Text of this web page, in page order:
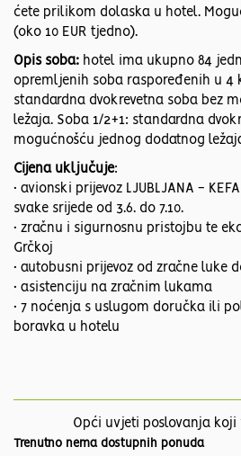
ćete prilikom dolaska u hotel.
(oko 10 EUR tjedno).
Opis soba: hotel ima ukupno 84
opremljenih soba raspoređenih u 4
standardna dvokrevetna soba bez
ležaja. Soba 1/2+1: standardna
mogućnošću jednog dodatnog
Cijena uključuje:
• avionski prijevoz LJUBLJANA -
svake srijede od 3.6. do 7.10.
• zračnu i sigurnosnu pristojbu te
Grčkoj
• autobusni prijevoz od zračne luke
• asistenciju na zračnim lukama
• 7 noćenja s uslugom doručka ili
boravka u hotelu
Opći uvjeti poslovanja koji
Trenutno nema dostupnih ponuda